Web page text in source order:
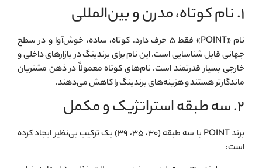
۱. نام کوتاه، مدرن و بین‌المللی
نام «POINT» فقط ۵ حرف دارد. کوتاه، ساده، خوش‌آوا و در سطح
جهانی قابل شناسایی است. این نام برای برندینگ در بازارهای داخلی و
خارجی بسیار قدرتمند است. نام‌های کوتاه معمولاً در ذهن مشتریان
ماندگارتر هستند و هزینه‌های برندینگ را کاهش می‌دهند.
۲. سه طبقه استراتژیک و مکمل
برند POINT با سه طبقه (۳۰، ۳۵، ۳۹) یک ترکیب بی‌نظیر ایجاد کرده
است: